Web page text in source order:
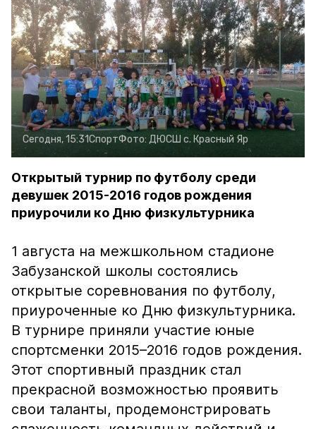
Сегодня, 15:31СпортФото: ДЮСШ с. Красный Яр
Открытый турнир по футболу среди
девушек 2015-2016 годов рождения
приурочили ко Дню физкультурника
1 августа на межшкольном стадионе
Забузанской школы состоялись
открытые соревнования по футболу,
приуроченные ко Дню физкультурника.
В турнире приняли участие юные
спортсменки 2015–2016 годов рождения.
Этот спортивный праздник стал
прекрасной возможностью проявить
свои таланты, продемонстрировать